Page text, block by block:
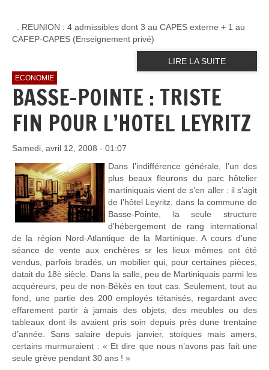
. REUNION : 4 admissibles dont 3 au CAPES externe + 1 au
CAFEP-CAPES (Enseignement privé)
LIRE LA SUITE
ECONOMIE
BASSE-POINTE : TRISTE
FIN POUR L’HOTEL LEYRITZ
Samedi, avril 12, 2008 - 01:07
Dans l’indifférence générale, l’un des
plus beaux fleurons du parc hôtelier
martiniquais vient de s’en aller : il s’agit
de l’hôtel Leyritz, dans la commune de
Basse-Pointe, la seule structure
d’hébergement de rang international
de la région Nord-Atlantique de la Martinique. A cours d’une
séance de vente aux enchères sr les lieux mêmes ont été
vendus, parfois bradés, un mobilier qui, pour certaines pièces,
datait du 18è siècle. Dans la salle, peu de Martiniquais parmi les
acquéreurs, peu de non-Békés en tout cas. Seulement, tout au
fond, une partie des 200 employés tétanisés, regardant avec
effarement partir à jamais des objets, des meubles ou des
tableaux dont ils avaient pris soin depuis près dune trentaine
d’année. Sans salaire depuis janvier, stoïques mais amers,
certains murmuraient : « Et dire que nous n’avons pas fait une
seule grève pendant 30 ans ! »